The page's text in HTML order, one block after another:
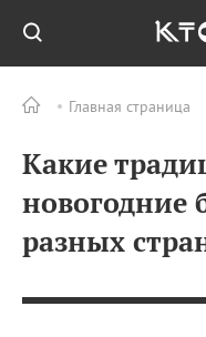
Главная страница
Какие
новогодние
разных